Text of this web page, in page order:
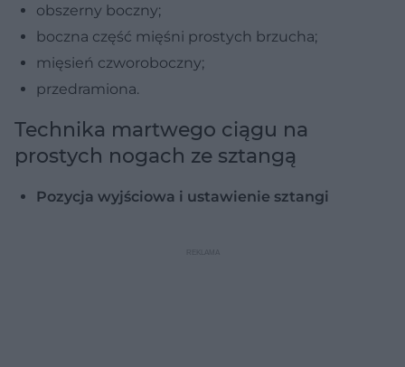
obszerny boczny;
boczna część mięśni prostych brzucha;
mięsień czworoboczny;
przedramiona.
Technika martwego ciągu na
prostych nogach ze sztangą
Pozycja wyjściowa i ustawienie sztangi